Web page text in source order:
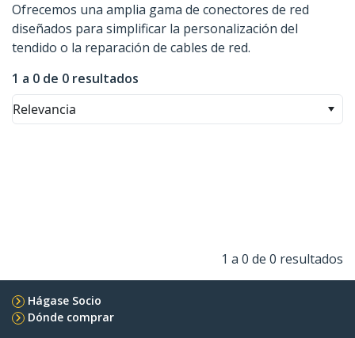
Ofrecemos una amplia gama de conectores de red
diseñados para simplificar la personalización del
tendido o la reparación de cables de red.
1 a 0 de 0 resultados
Relevancia
1 a 0 de 0 resultados
Hágase Socio
Dónde comprar